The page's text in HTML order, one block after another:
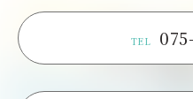
TEL